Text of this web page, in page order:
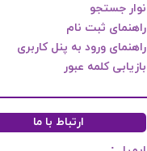
نوار جستجو
راهنمای ثبت نام
راهنمای ورود به پنل کاربری
بازیابی کلمه عبور
ارتباط با ما